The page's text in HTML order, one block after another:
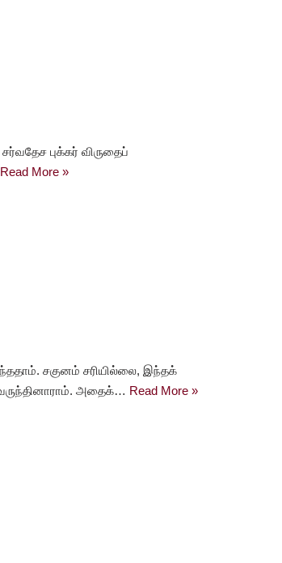
புக்கர் விருதைப்
Read More »
சகுனம் சரியில்லை, இந்தக்
அதைக்… Read More »